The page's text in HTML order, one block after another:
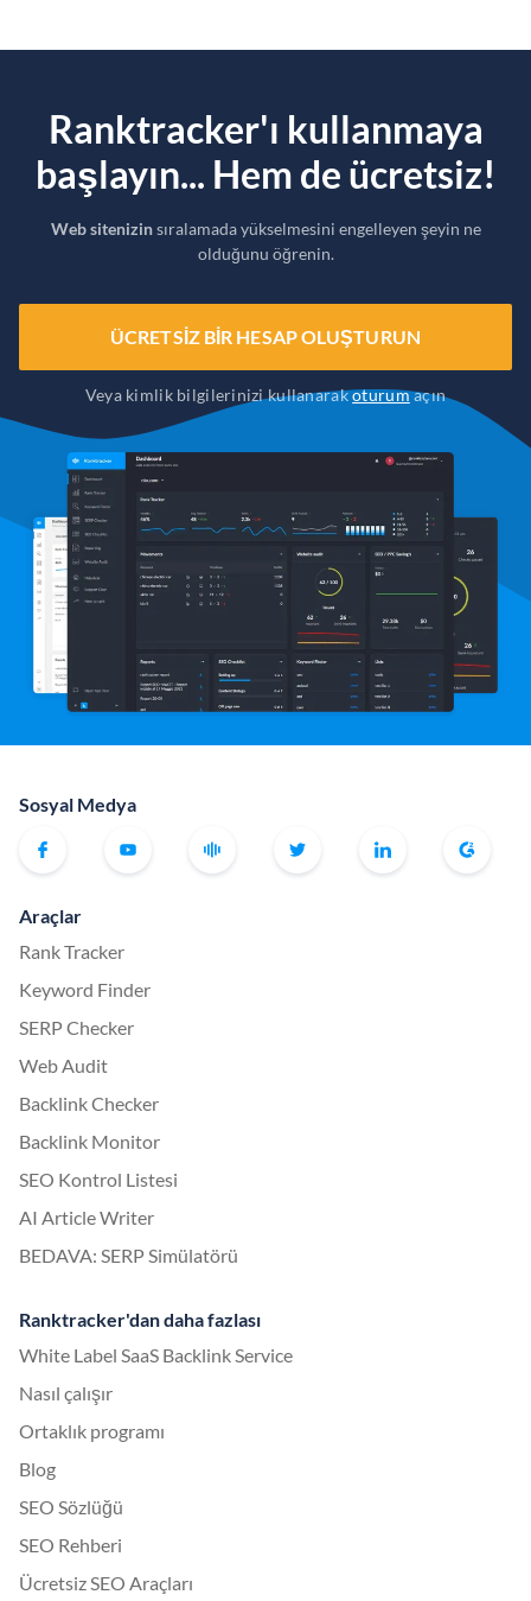
Ranktracker'ı kullanmaya
başlayın... Hem de ücretsiz!
Web sitenizinsıralamada yükselmesini engelleyen şeyin ne
olduğunu öğrenin.
ÜCRETSIZ BIR HESAP OLUŞTURUN
Veya kimlik bilgilerinizi kullanarakoturumaçın
Sosyal Medya
Araçlar
Rank Tracker
Keyword Finder
SERP Checker
Web Audit
Backlink Checker
Backlink Monitor
SEO Kontrol Listesi
AI Article Writer
BEDAVA: SERP Simülatörü
Ranktracker'dan daha fazlası
White Label SaaS Backlink Service
Nasıl çalışır
Ortaklık programı
Blog
SEO Sözlüğü
SEO Rehberi
Ücretsiz SEO Araçları